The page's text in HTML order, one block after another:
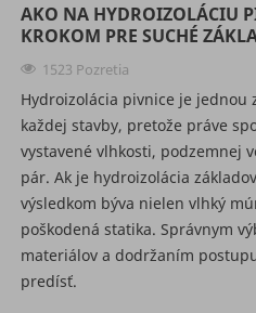
AKO NA HYDROIZOLÁCIU
KROKOM PRE SUCHÉ
1523 Pozretia
Hydroizolácia pivnice je jednou
každej stavby, pretože práve
vystavené vlhkosti, podzemnej
pár. Ak je hydroizolácia
výsledkom býva nielen vlhký
poškodená statika. Správnym
materiálov a dodržaním
predísť.